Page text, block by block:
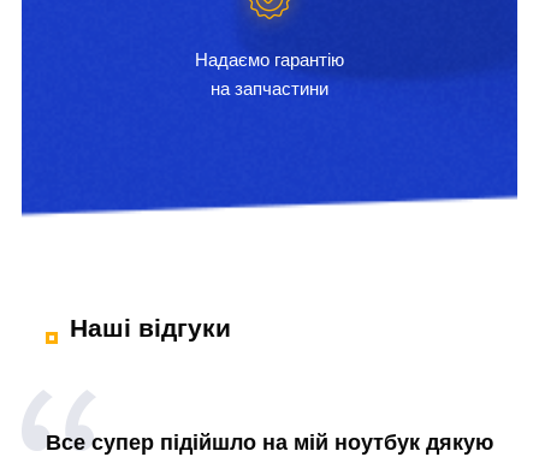
Надаємо гарантію
на запчастини
Наші відгуки
Все супер підійшло на мій ноутбук дякую